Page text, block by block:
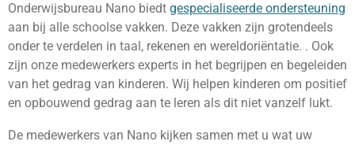
Onderwijsbureau Nano biedt gespecialiseerde ondersteuning
aan bij alle schoolse vakken. Deze vakken zijn grotendeels
onder te verdelen in taal, rekenen en wereldoriëntatie. . Ook
zijn onze medewerkers experts in het begrijpen en begeleiden
van het gedrag van kinderen. Wij helpen kinderen om positief
en opbouwend gedrag aan te leren als dit niet vanzelf lukt.
De medewerkers van Nano kijken samen met u wat uw